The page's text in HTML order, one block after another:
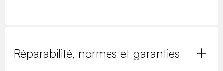
Réparabilité, normes et garanties